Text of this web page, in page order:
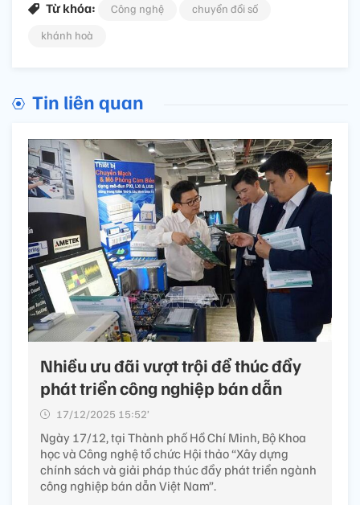
Từ khóa: Công nghệ
chuyển đổi số
khánh hoà
Tin liên quan
Nhiều ưu đãi vượt trội để thúc đẩy
phát triển công nghiệp bán dẫn
17/12/2025 15:52’
Ngày 17/12, tại Thành phố Hồ Chí Minh, Bộ Khoa
học và Công nghệ tổ chức Hội thảo “Xây dựng
chính sách và giải pháp thúc đẩy phát triển ngành
công nghiệp bán dẫn Việt Nam”.